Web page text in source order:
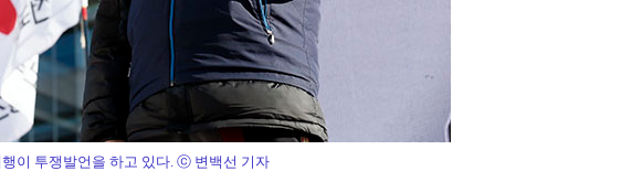
이 투쟁발언을 하고 있다. ⓒ 변백선 기자